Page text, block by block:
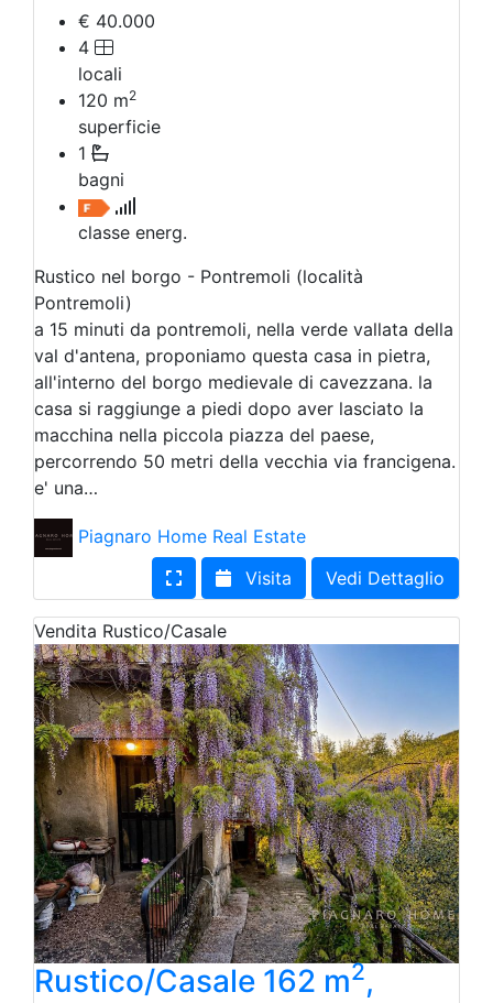
€ 40.000
4
locali
120 m2
superficie
1
bagni
classe energ.
Rustico nel borgo - Pontremoli (località
Pontremoli)
a 15 minuti da pontremoli, nella verde vallata della
val d'antena, proponiamo questa casa in pietra,
all'interno del borgo medievale di cavezzana. la
casa si raggiunge a piedi dopo aver lasciato la
macchina nella piccola piazza del paese,
percorrendo 50 metri della vecchia via francigena.
e' una…
Piagnaro Home Real Estate
Visita
Vedi Dettaglio
Vendita Rustico/Casale
Rustico/Casale 162 m2,